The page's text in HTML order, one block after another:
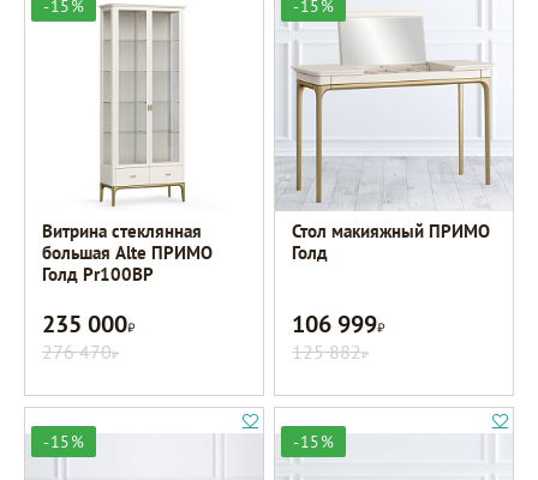
-15%
Витрина стеклянная
большая Alte ПРИМО
Голд Pr100BP
235 000Р
276 470Р
-15%
Стол макияжный ПРИМО
Голд
106 999Р
125 882Р
-15% -15%